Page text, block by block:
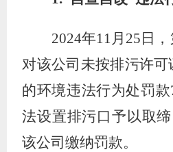
2024年11月 25 日
对该公司未按排污许可
的环境违法行为处罚款
法设置排污口予以取缔
该公司缴纳罚款。